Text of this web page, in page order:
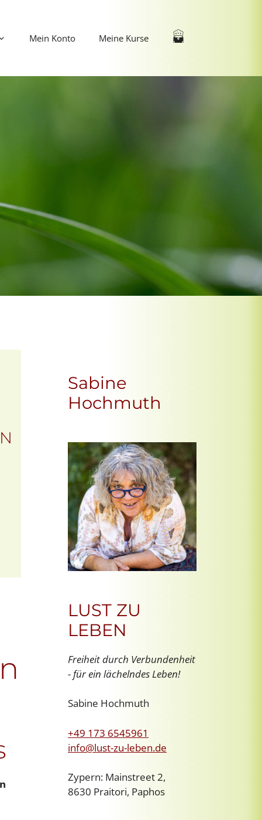
Mein Konto Meine Kurse
Office 365 Outlook Live
Sabine
Hochmuth
LUST ZU
LEBEN
Freiheit durch Verbundenheit
- für ein lächelndes Leben!
Sabine Hochmuth
+49 173 6545961
info@lust-zu-leben.de
Zypern: Mainstreet 2,
8630 Praitori, Paphos